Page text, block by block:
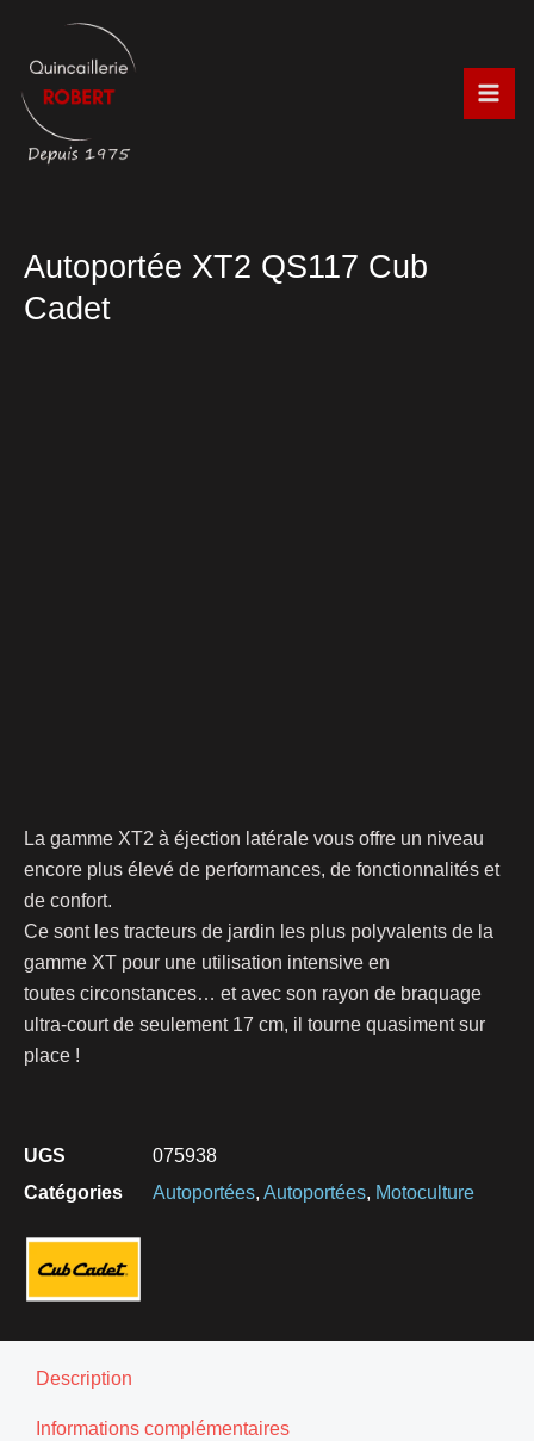
contenu
Autoportée XT2 QS117 Cub
Cadet
La gamme XT2 à éjection latérale vous offre un niveau
encore plus élevé de performances, de fonctionnalités et
de confort.
Ce sont les tracteurs de jardin les plus polyvalents de la
gamme XT pour une utilisation intensive en
toutes circonstances… et avec son rayon de braquage
ultra-court de seulement 17 cm, il tourne quasiment sur
place !
UGS
075938
Catégories
Autoportées Autoportées Motoculture
Description
Informations complémentaires